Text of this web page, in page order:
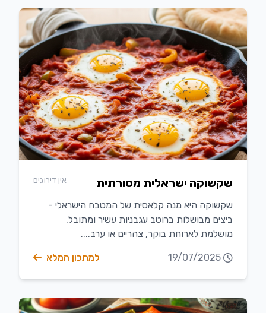
שקשוקה ישראלית מסורתית אין דירוגים
שקשוקה היא מנה קלאסית של המטבח הישראלי -
ביצים מבושלות ברוטב עגבניות עשיר ומתובל.
מושלמת לארוחת בוקר, צהריים או ערב....
19/07/2025 למתכון המלא